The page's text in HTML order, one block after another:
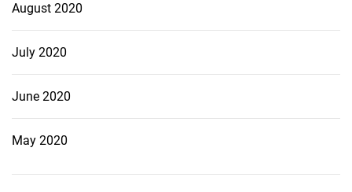
August 2020
July 2020
June 2020
May 2020